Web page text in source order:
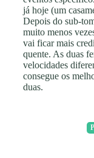
já hoje (um
Depois do sub-
muito menos
vai ficar mais
quente. As duas
velocidades
consegue os
duas.